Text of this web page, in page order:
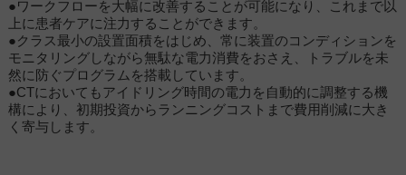
●ワークフローを大幅に改善することが可能になり、これまで以
上に患者ケアに注力することができます。
●クラス最小の設置面積をはじめ、常に装置のコンディションを
モニタリングしながら無駄な電力消費をおさえ、トラブルを未
然に防ぐプログラムを搭載しています。
●CTにおいてもアイドリング時間の電力を自動的に調整する機
構により、初期投資からランニングコストまで費用削減に大き
く寄与します。